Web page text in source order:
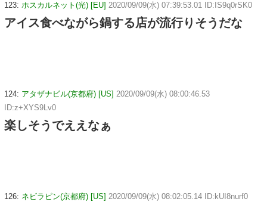
123: ホスカルネット(光) [EU] 2020/09/09(水) 07:39:53.01 ID:IS9q0rSK0
アイス食べながら鍋する店が流行りそうだな
124: アタザナビル(京都府) [US] 2020/09/09(水) 08:00:46.53
ID:z+XYS9Lv0
楽しそうでええなぁ
126: ネビラピン(京都府) [US] 2020/09/09(水) 08:02:05.14 ID:kUI8nurf0